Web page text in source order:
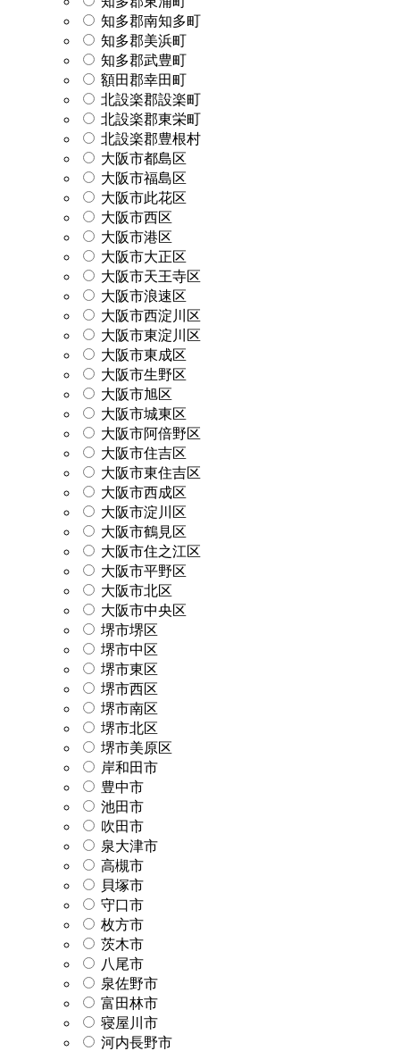
知多郡南知多町
知多郡美浜町
知多郡武豊町
額田郡幸田町
北設楽郡設楽町
北設楽郡東栄町
北設楽郡豊根村
大阪市都島区
大阪市福島区
大阪市此花区
大阪市西区
大阪市港区
大阪市大正区
大阪市天王寺区
大阪市浪速区
大阪市西淀川区
大阪市東淀川区
大阪市東成区
大阪市生野区
大阪市旭区
大阪市城東区
大阪市阿倍野区
大阪市住吉区
大阪市東住吉区
大阪市西成区
大阪市淀川区
大阪市鶴見区
大阪市住之江区
大阪市平野区
大阪市北区
大阪市中央区
堺市堺区
堺市中区
堺市東区
堺市西区
堺市南区
堺市北区
堺市美原区
岸和田市
豊中市
池田市
吹田市
泉大津市
高槻市
貝塚市
守口市
枚方市
茨木市
八尾市
泉佐野市
富田林市
寝屋川市
河内長野市